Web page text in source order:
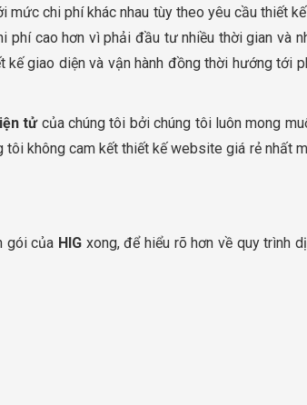
mức chi phí khác nhau tùy theo yêu cầu thiết
cao hơn vì phải đầu tư nhiều thời gian và
giao diện và vận hành đồng thời hướng tới
tửcủa chúng tôi bởi chúng tôi luôn mong
không cam kết thiết kế website giá rẻ nhất
gói của HIG xong, để hiểu rõ hơn về quy trình